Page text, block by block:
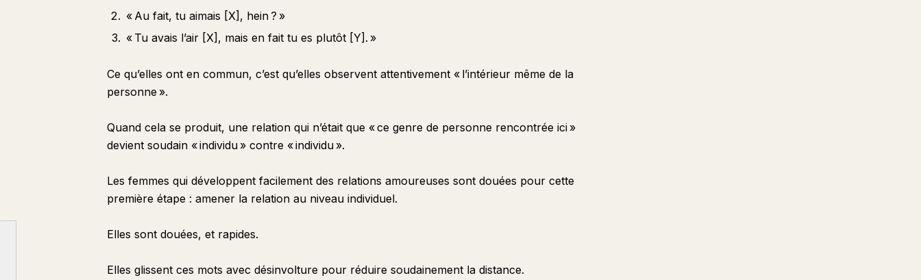
« Au fait, tu aimais [X], hein ? »
« Tu avais l’air [X], mais en fait tu es plutôt [Y]. »
Ce qu’elles ont en commun, c’est qu’elles observent attentivement « l’intérieur même de la
personne ».
Quand cela se produit, une relation qui n’était que « ce genre de personne rencontrée ici »
devient soudain « individu » contre « individu ».
Les femmes qui développent facilement des relations amoureuses sont douées pour cette
première étape : amener la relation au niveau individuel.
Elles sont douées, et rapides.
Elles glissent ces mots avec désinvolture pour réduire soudainement la distance.